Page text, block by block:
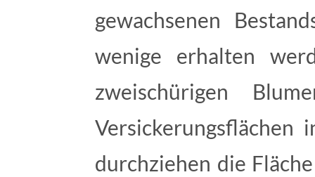
gewachsenen
wenige erhalten
zweischürigen
durchziehen die